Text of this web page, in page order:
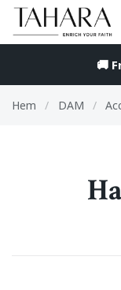
🚚
Hem / DAM /